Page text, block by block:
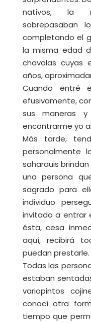
nativos, la
sobrepasaban
completando el
la misma edad
chavalas cuyas
años,
Cuando entré
efusivamente,
sus maneras
encontrarme yo
Más tarde,
personalmente
saharauis
una persona
sagrado para
individuo
invitado a entrar
ésta, cesa
aquí, recibirá
puedan prestarle.
Todas las
estaban
variopintos
conocí otra
tiempo que